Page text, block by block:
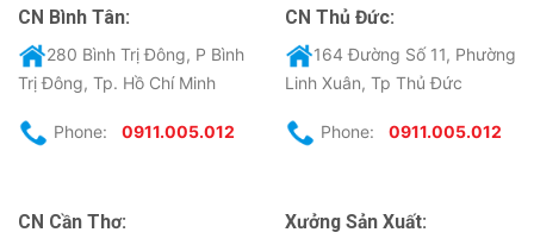
CN Bình Tân:
280 Bình Trị Đông, P Bình
Trị Đông, Tp. Hồ Chí Minh
Phone: 0911.005.012
CN Thủ Đức:
164 Đường Số 11, Phường
Linh Xuân, Tp Thủ Đức
Phone: 0911.005.012
CN Cần Thơ: Xưởng Sản Xuất: